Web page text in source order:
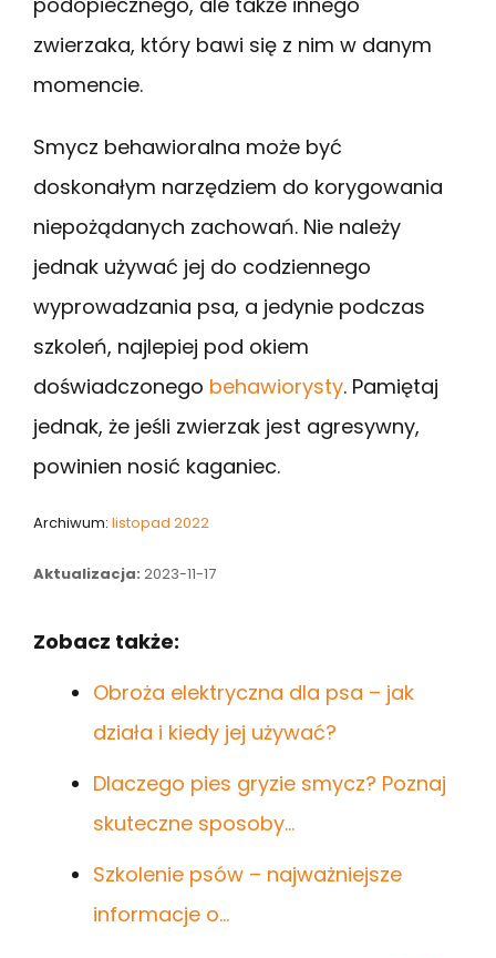
zwierzaka, który bawi się z nim w danym
momencie.
Smycz behawioralna może być
doskonałym narzędziem do korygowania
niepożądanych zachowań. Nie należy
jednak używać jej do codziennego
wyprowadzania psa, a jedynie podczas
szkoleń, najlepiej pod okiem
doświadczonego behawiorysty. Pamiętaj
jednak, że jeśli zwierzak jest agresywny,
powinien nosić kaganiec.
Archiwum: listopad 2022
Aktualizacja: 2023-11-17
Zobacz także:
Obroża elektryczna dla psa – jak
działa i kiedy jej używać?
Dlaczego pies gryzie smycz? Poznaj
skuteczne sposoby…
Szkolenie psów – najważniejsze
informacje o…